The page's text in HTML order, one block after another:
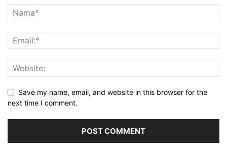
Save my name, email, and website in this browser for the
next time I comment.